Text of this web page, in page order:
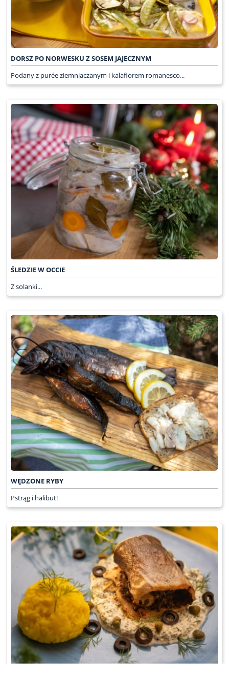
DORSZ PO NORWESKU Z SOSEM JAJECZNYM
Podany z purée ziemniaczanym i kalafiorem romanesco...
ŚLEDZIE W OCCIE
Z solanki...
WĘDZONE RYBY
Pstrąg i halibut!